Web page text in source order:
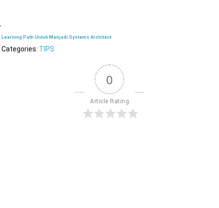
Learning Path Untuk Menjadi Systems Architect
Categories: TIPS
0
Article Rating